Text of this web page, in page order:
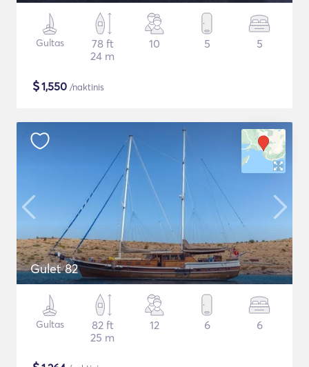
Gultas
78 ft
24 m
10 5 5
$1,550 /naktinis
Gulet 82
Gultas
82 ft
25 m
12 6 6